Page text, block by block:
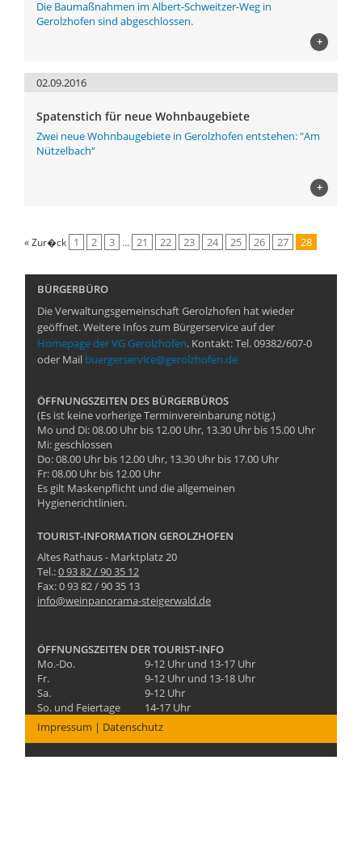
Die Baumaßnahmen im Albert-Schweitzer-Weg in
Gerolzhofen sind abgeschlossen.
+
02.09.2016
Spatenstich für neue Wohnbaugebiete
Zwei neue Wohnbaugebiete in Gerolzhofen entstehen: "Am
Nützelbach“
+
« Zur�ck 1 2 3 ... 21 22 23 24 25 26 27 28
BÜRGERBÜRO
Die Verwaltungsgemeinschaft Gerolzhofen hat wieder
geöffnet. Weitere Infos zum Bürgerservice auf der
Homepage der VG Gerolzhofen. Kontakt: Tel. 09382/607-0
oder Mail buergerservice@gerolzhofen.de
ÖFFNUNGSZEITEN DES BÜRGERBÜROS
(Es ist keine vorherige Terminvereinbarung nötig.)
Mo und Di: 08.00 Uhr bis 12.00 Uhr, 13.30 Uhr bis 15.00 Uhr
Mi: geschlossen
Do: 08.00 Uhr bis 12.00 Uhr, 13.30 Uhr bis 17.00 Uhr
Fr: 08.00 Uhr bis 12.00 Uhr
Es gilt Maskenpflicht und die allgemeinen
Hygienerichtlinien.
TOURIST-INFORMATION GEROLZHOFEN
Altes Rathaus - Marktplatz 20
Tel.:0 93 82 / 90 35 12
Fax: 0 93 82 / 90 35 13
info@weinpanorama-steigerwald.de
ÖFFNUNGSZEITEN DER TOURIST-INFO
Mo.-Do.
9-12 Uhr und 13-17 Uhr
Fr.
9-12 Uhr und 13-18 Uhr
Sa.
9-12 Uhr
So. und Feiertage
14-17 Uhr
Impressum | Datenschutz